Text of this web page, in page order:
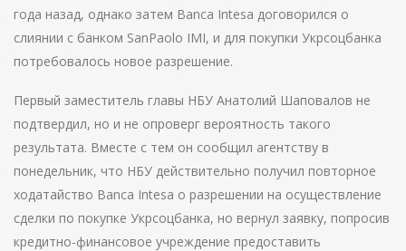
года назад, однако затем Banca Intesa договорился о
слиянии с банком SanPaolo IMI, и для покупки Укрсоцбанка
потребовалось новое разрешение.
Первый заместитель главы НБУ Анатолий Шаповалов не
подтвердил, но и не опроверг вероятность такого
результата. Вместе с тем он сообщил агентству в
понедельник, что НБУ действительно получил повторное
ходатайство Banca Intesa о разрешении на осуществление
сделки по покупке Укрсоцбанка, но вернул заявку, попросив
кредитно-финансовое учреждение предоставить